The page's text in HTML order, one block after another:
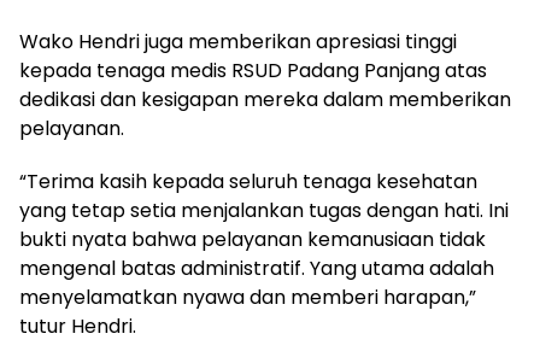
Wako Hendri juga memberikan apresiasi tinggi
kepada tenaga medis RSUD Padang Panjang atas
dedikasi dan kesigapan mereka dalam memberikan
pelayanan.
“Terima kasih kepada seluruh tenaga kesehatan
yang tetap setia menjalankan tugas dengan hati. Ini
bukti nyata bahwa pelayanan kemanusiaan tidak
mengenal batas administratif. Yang utama adalah
menyelamatkan nyawa dan memberi harapan,”
tutur Hendri.